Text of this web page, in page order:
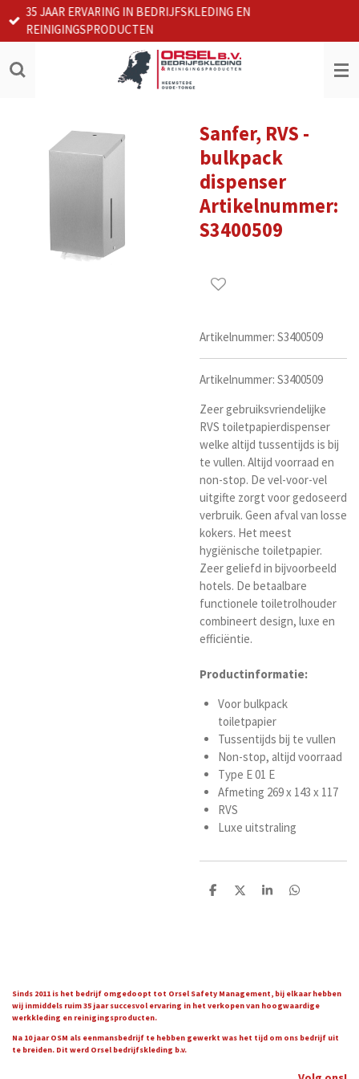
Ga
direct
de
35 JAAR ERVARING IN BEDRIJFSKLEDING EN
REINIGINGSPRODUCTEN
Sanfer, RVS -
bulkpack
dispenser
Artikelnummer:
S3400509
Artikelnummer: S3400509
Artikelnummer: S3400509
Zeer gebruiksvriendelijke
RVS toiletpapierdispenser
welke altijd tussentijds is bij
te vullen. Altijd voorraad en
non-stop. De vel-voor-vel
uitgifte zorgt voor gedoseerd
verbruik. Geen afval van losse
kokers. Het meest
hygiënische toiletpapier.
Zeer geliefd in bijvoorbeeld
hotels. De betaalbare
functionele toiletrolhouder
combineert design, luxe en
efficiëntie.
Productinformatie:
Voor bulkpack
toiletpapier
Tussentijds bij te vullen
Non-stop, altijd voorraad
Type E 01 E
Afmeting 269 x 143 x 117
RVS
Luxe uitstraling
D
D
S
D
Sinds 2011 is het bedrijf omgedoopt tot Orsel Safety Management, bij elkaar hebben
wij inmiddels ruim 35 jaar succesvol ervaring in het verkopen van hoogwaardige
werkkleding en reinigingsproducten.
Na 10 jaar OSM als eenmansbedrijf te hebben gewerkt was het tijd om ons bedrijf uit
te breiden. Dit werd Orsel bedrijfskleding b.v.